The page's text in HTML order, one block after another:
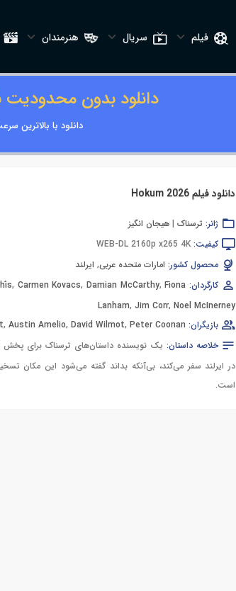
فیلم سریال هنرمندان
دانلود بدون محدودیت
دانلود با بالاترین
دانلود فیلم Hokum 2026
ژانر: ترسناک| هیجان انگیز
کیفیت: WEB-DL 2160p x265 4K
محصول کشور: امارات متحده عربی, ایرلند
کارگردان:
, Carmen Kovacs,Damian McCarthy,Fiona
Lanham,Jim Corr,Noel McInerney
بازیگران:
,Austin Amelio,David Wilmot,Peter Coonan
خلاصه داستان: یک نویسنده داستان‌های ترسناک برای پخش
در ایرلند سفر می‌کند، بی‌آنکه بداند گفته می‌شود این مکان
است.